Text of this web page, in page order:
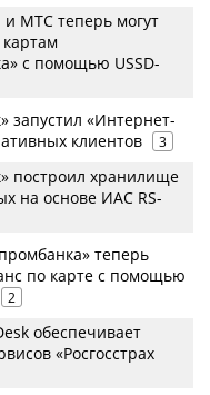
МТС теперь могут
с помощью USSD-
запустил «Интернет-
клиентов
3
построил хранилище
на основе ИАС RS-
теперь
по карте с помощью
2
обеспечивает
«Росгосстрах